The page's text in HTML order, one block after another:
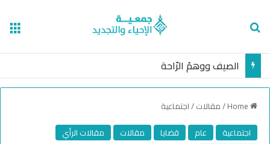
الصيف ووهمُ الرّاحة
/مقالات/اجتماعية
اجتماعية
عام قضايا مقالات
مقالات الرأي